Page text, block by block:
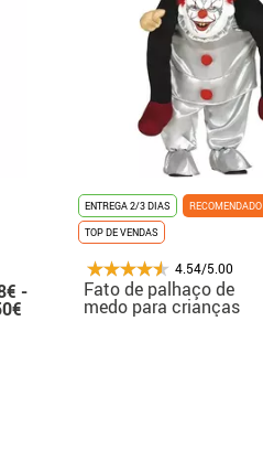
-
ENTREGA 2/3 DIAS
RECOMENDADO
TOP DE VENDAS
4.54/5.00
Fato de palhaço de
medo para crianças